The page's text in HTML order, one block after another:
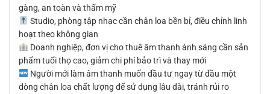
gàng, an toàn và thẩm mỹ
Studio, phòng tập nhạc cần chân loa bền bỉ, điều chỉnh linh
hoạt theo không gian
Doanh nghiệp, đơn vị cho thuê âm thanh ánh sáng cần sản
phẩm tuổi thọ cao, giảm chi phí bảo trì và thay mới
Người mới làm âm thanh muốn đầu tư ngay từ đầu một
dòng chân loa chất lượng để sử dụng lâu dài, tránh rủi ro